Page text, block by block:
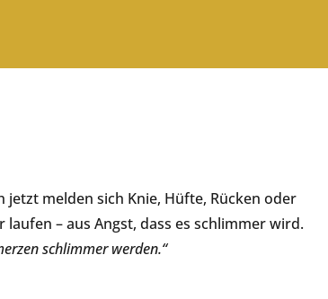
melden sich Knie, Hüfte, Rücken oder
– aus Angst, dass es schlimmer wird.
schlimmer werden.“